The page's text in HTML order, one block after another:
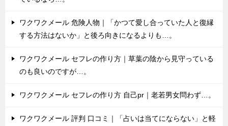
ワクワクメール 危険人物｜「かつて愛し合っていた人と復縁
する方法はないか」と後ろ向きになるよりも…。
ワクワクメール セフレの作り方｜草葉の陰から見守っている
のも良いのですが…。
ワクワクメール セフレの作り方 自己pr｜老若男女問わず…。
ワクワクメール 評判 口コミ｜「占いは当てにならない」と軽